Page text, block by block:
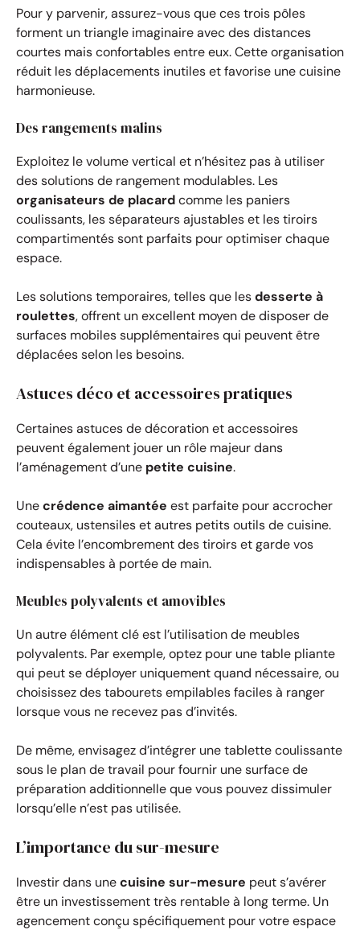
Pour y parvenir, assurez-vous que ces trois pôles
forment un triangle imaginaire avec des distances
courtes mais confortables entre eux. Cette organisation
réduit les déplacements inutiles et favorise une cuisine
harmonieuse.
Des rangements malins
Exploitez le volume vertical et n’hésitez pas à utiliser
des solutions de rangement modulables. Les
organisateurs de placardcomme les paniers
coulissants, les séparateurs ajustables et les tiroirs
compartimentés sont parfaits pour optimiser chaque
espace.
Les solutions temporaires, telles que lesdesserte à
roulettes, offrent un excellent moyen de disposer de
surfaces mobiles supplémentaires qui peuvent être
déplacées selon les besoins.
Astuces déco et accessoires pratiques
Certaines astuces de décoration et accessoires
peuvent également jouer un rôle majeur dans
l’aménagement d’une petite cuisine.
Unecrédence aimantée est parfaite pour accrocher
couteaux, ustensiles et autres petits outils de cuisine.
Cela évite l’encombrement des tiroirs et garde vos
indispensables à portée de main.
Meubles polyvalents et amovibles
Un autre élément clé est l’utilisation de meubles
polyvalents. Par exemple, optez pour une table pliante
qui peut se déployer uniquement quand nécessaire, ou
choisissez des tabourets empilables faciles à ranger
lorsque vous ne recevez pas d’invités.
De même, envisagez d’intégrer une tablette coulissante
sous le plan de travail pour fournir une surface de
préparation additionnelle que vous pouvez dissimuler
lorsqu’elle n’est pas utilisée.
L’importance du sur-mesure
Investir dans unecuisine sur-mesure peut s’avérer
être un investissement très rentable à long terme. Un
agencement conçu spécifiquement pour votre espace